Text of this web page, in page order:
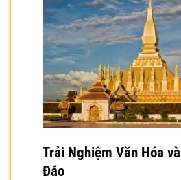
Trải Nghiệm Văn Hóa
Đáo